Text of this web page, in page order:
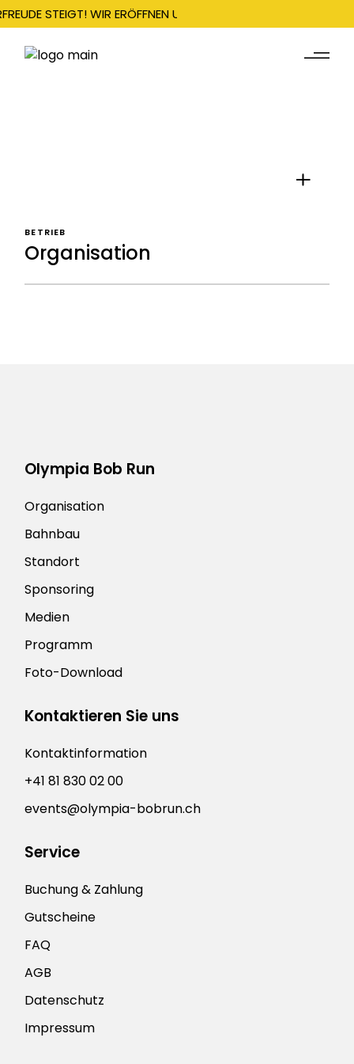
STEIGT! WIR ERÖFFNEN UNSERE SAISON AM 22.
BETRIEB
Organisation
Olympia Bob Run
Organisation
Bahnbau
Standort
Sponsoring
Medien
Programm
Foto-Download
Kontaktieren Sie uns
Kontaktinformation
+41 81 830 02 00
events@olympia-bobrun.ch
Service
Buchung & Zahlung
Gutscheine
FAQ
AGB
Datenschutz
Impressum